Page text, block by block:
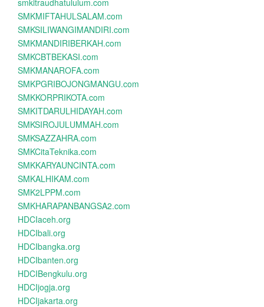
smkitraudhatululum.com
SMKMIFTAHULSALAM.com
SMKSILIWANGIMANDIRI.com
SMKMANDIRIBERKAH.com
SMKCBTBEKASI.com
SMKMANAROFA.com
SMKPGRIBOJONGMANGU.com
SMKKORPRIKOTA.com
SMKITDARULHIDAYAH.com
SMKSIROJULUMMAH.com
SMKSAZZAHRA.com
SMKCitaTeknika.com
SMKKARYAUNCINTA.com
SMKALHIKAM.com
SMK2LPPM.com
SMKHARAPANBANGSA2.com
HDCIaceh.org
HDCIbali.org
HDCIbangka.org
HDCIbanten.org
HDCIBengkulu.org
HDCIjogja.org
HDCIjakarta.org